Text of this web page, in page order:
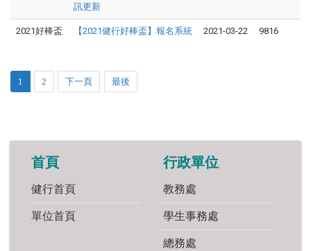
訊更新
2021好棒盃 【2021健行好棒盃】報名系統 2021-03-22 9816
1 2 下一頁 最後
首頁
健行首頁
單位首頁
行政單位
教務處
學生事務處
總務處